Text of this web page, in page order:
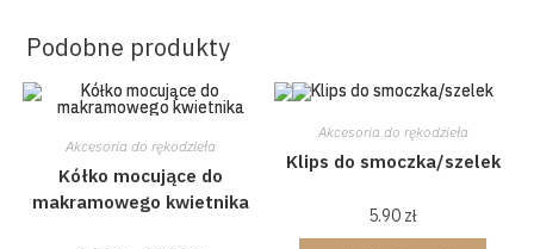
Podobne produkty
Akcesoria do rękodzieła
Kółko mocujące do
makramowego kwietnika
Akcesoria do rękodzieła
Klips do smoczka/szelek
5.90 zł